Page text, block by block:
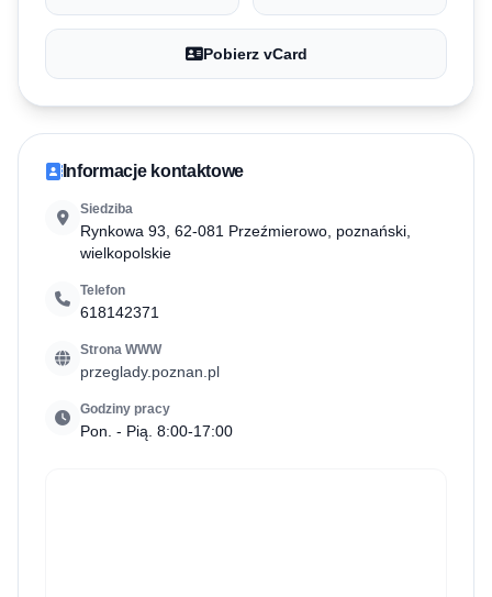
Pobierz vCard
Informacje kontaktowe
Siedziba
Rynkowa 93, 62-081 Przeźmierowo, poznański,
wielkopolskie
Telefon
618142371
Strona WWW
przeglady.poznan.pl
Godziny pracy
Pon. - Pią. 8:00-17:00